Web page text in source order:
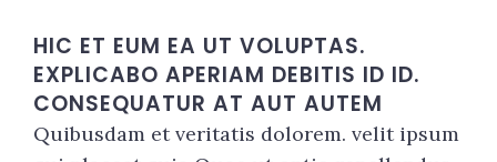
HIC ET EUM EA UT VOLUPTAS.
EXPLICABO APERIAM DEBITIS ID ID.
CONSEQUATUR AT AUT AUTEM
Quibusdam et veritatis dolorem. velit ipsum